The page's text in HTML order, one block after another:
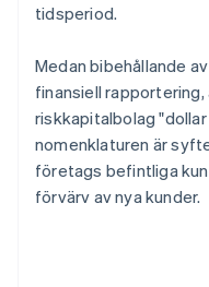
tidsperiod.
Medan bibehållande
finansiell
riskkapitalbolag
nomenklaturen är
företags befintliga
förvärv av nya kunder.